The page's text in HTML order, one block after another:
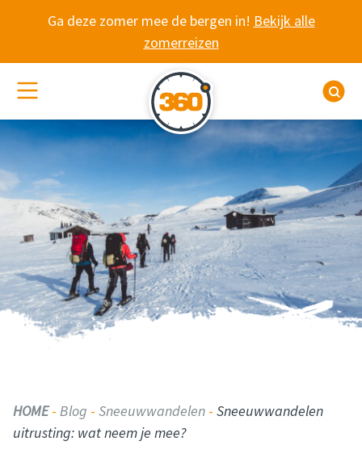
Ga deze zomer mee de bergen in! Bekijk alle
zomerreizen
(De)activeer site navigatie
HOME- Blog - Sneeuwwandelen - Sneeuwwandelen
uitrusting: wat neem je mee?